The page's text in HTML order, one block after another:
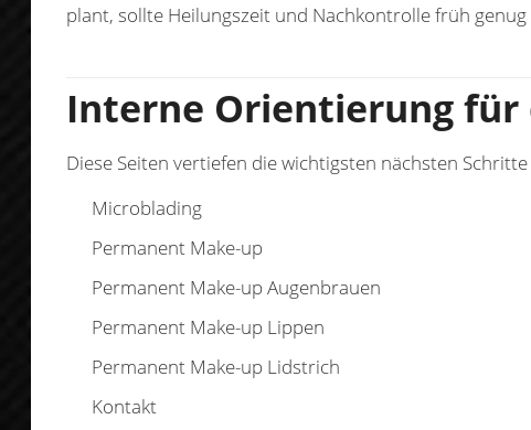
plant, sollte Heilungszeit und Nachkontrolle früh genug
Interne Orientierung für
Diese Seiten vertiefen die wichtigsten nächsten
Microblading
Permanent Make-up
Permanent Make-up Augenbrauen
Permanent Make-up Lippen
Permanent Make-up Lidstrich
Kontakt